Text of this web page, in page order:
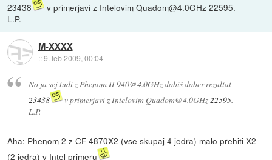
23438
v primerjavi z Intelovim Quadom@4.0GHz22595.
L.P.
M-XXXX
::9. feb 2009, 00:04
No ja sej tudi z Phenom II 940@4.0GHz dobiš dober rezultat
23438
v primerjavi z Intelovim Quadom@4.0GHz22595.
L.P.
Aha: Phenom 2 z CF 4870X2 (vse skupaj 4 jedra) malo prehiti X2
(2 jedra) v Intel primeru